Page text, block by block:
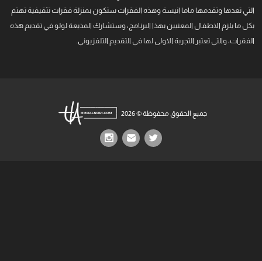
التي تعدها وتقدمها ماما انيسة وهذه الفقرات ستكون بمنزلة فقرات تثقيفية تهتم
بكل ما يلزم الاطفال المعنيين بهذا البرنامج، وستشارك المذيعة لولو في تقديم هذه
الفقرات، والتي تعتبر التجربة الاولى لها في التقديم التلفزيوني.
جميع الحقوق محفوظة © 2026